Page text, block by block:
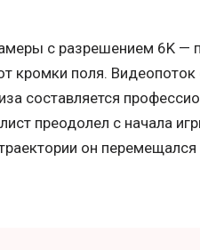
с разрешением 6K —
кромки поля.
составляется
преодолел с начала
он